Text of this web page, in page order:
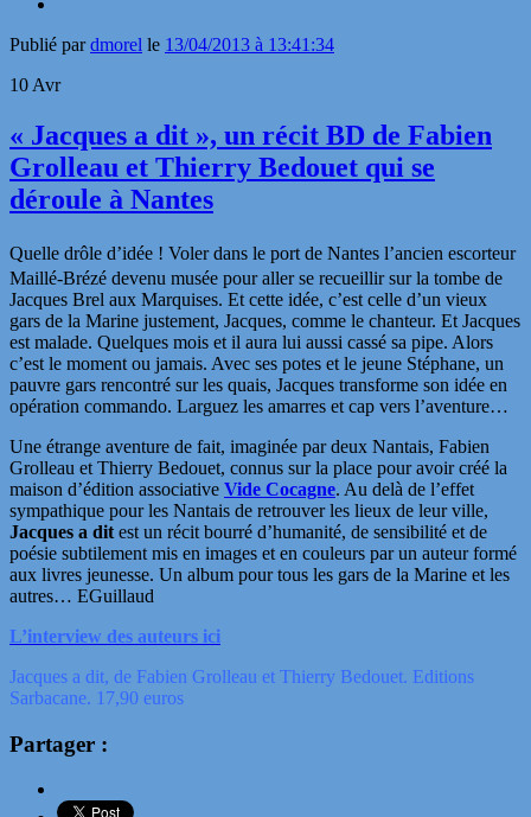
Publié pardmorel le 13/04/2013 à 13:41:34
10 Avr
« Jacques a dit », un récit BD de Fabien
Grolleau et Thierry Bedouet qui se
déroule à Nantes
Quelle drôle d’idée ! Volerdans le port de Nantes l’ancien escorteur
Maillé-Brézé devenu musée pour aller se recueillir sur la tombe de
Jacques Brel aux Marquises. Et cette idée, c’est celle d’un vieux
gars de la Marine justement, Jacques, comme le chanteur. Et Jacques
est malade. Quelques mois et il aura lui aussi cassé sa pipe. Alors
c’est le moment ou jamais. Avec ses potes et le jeune Stéphane, un
pauvre gars rencontré sur les quais, Jacques transforme son idée en
opération commando. Larguez les amarres et cap vers l’aventure…
Une étrange aventure de fait, imaginée par deux Nantais, Fabien
Grolleau et Thierry Bedouet, connus sur la place pour avoir créé la
maison d’édition associative Vide Cocagne. Au delà de l’effet
sympathique pour les Nantais de retrouver les lieux de leur ville,
Jacques a dit est un récit bourré d’humanité, de sensibilité et de
poésie subtilement mis en images et en couleurs par un auteur formé
aux livres jeunesse. Un album pour tous les gars de la Marine et les
autres… EGuillaud
L’interview des auteurs ici
Jacques a dit, de Fabien Grolleau et Thierry Bedouet. Editions
Sarbacane. 17,90 euros
Partager :